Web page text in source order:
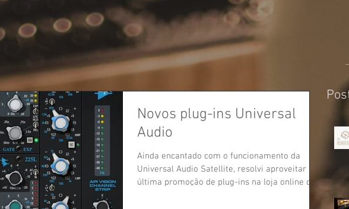
Novos plug-ins Universal
Audio
Ainda encantado com o funcionamento da
Universal Audio Satellite, resolvi aproveitar a
última promoção de plug-ins na loja online da